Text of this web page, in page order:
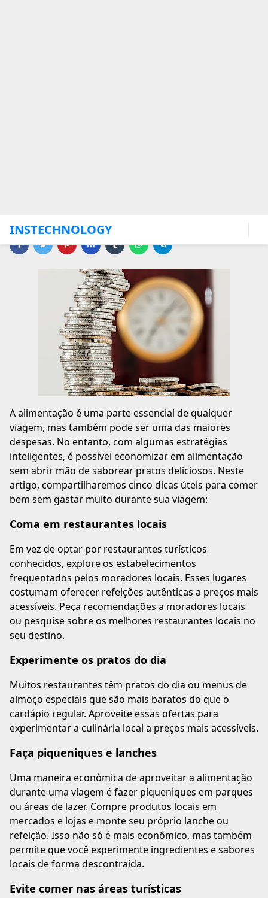
A alimentação é uma parte essencial de qualquer
viagem, mas também pode ser uma das maiores
despesas. No entanto, com algumas estratégias
inteligentes, é possível economizar em alimentação
sem abrir mão de saborear pratos deliciosos. Neste
artigo, compartilharemos cinco dicas úteis para comer
bem sem gastar muito durante sua viagem:
Coma em restaurantes locais
Em vez de optar por restaurantes turísticos
conhecidos, explore os estabelecimentos
frequentados pelos moradores locais. Esses lugares
costumam oferecer refeições autênticas a preços mais
acessíveis. Peça recomendações a moradores locais
ou pesquise sobre os melhores restaurantes locais no
seu destino.
Experimente os pratos do dia
Muitos restaurantes têm pratos do dia ou menus de
almoço especiais que são mais baratos do que o
cardápio regular. Aproveite essas ofertas para
experimentar a culinária local a preços mais acessíveis.
Faça piqueniques e lanches
Uma maneira econômica de aproveitar a alimentação
durante uma viagem é fazer piqueniques em parques
ou áreas de lazer. Compre produtos locais em
mercados e lojas e monte seu próprio lanche ou
refeição. Isso não só é mais econômico, mas também
permite que você experimente ingredientes e sabores
locais de forma descontraída.
Evite comer nas áreas turísticas